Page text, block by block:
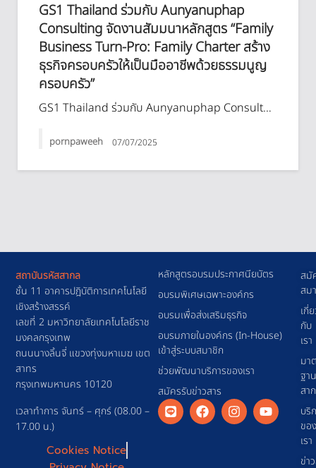
GS1 Thailand ร่วมกับ Aunyanuphap
Consulting จัดงานสัมมนาหลักสูตร “Family
Business Turn-Pro: Family Charter สร้าง
ธุรกิจครอบครัวให้เป็นมืออาชีพด้วยธรรมนูญ
ครอบครัว”
GS1 Thailand ร่วมกับ Aunyanuphap Consult…
pornpaweeh 07/07/2025
สมั
สม
เกี่
กับ
เรา
มา
ฐาน
สา
บริ
ของ
เรา
ข่า
หลักสูตรอบรมประกาศนียบัตร
อบรมพิเศษเฉพาะองค์กร
อบรมเพื่อส่งเสริมธุรกิจ
อบรมภายในองค์กร (In-House)
เข้าสู่ระบบสมาชิก
ช่วยพัฒนาบริการของเรา
สมัครรับข่าวสาร
สถาบันรหัสสากล
ชั้น 11 อาคารปฎิบัติการเทคโนโลยี
เชิงสร้างสรรค์
เลขที่ 2 มหาวิทยาลัยเทคโนโลยีราช
มงคลกรุงเทพ
ถนนนางลิ้นจี่ แขวงทุ่งมหาเมฆ เขต
สาทร
กรุงเทพมหานคร 10120
เวลาทำการ จันทร์ – ศุกร์ (08.00 –
17.00 น.)
Cookies Notice